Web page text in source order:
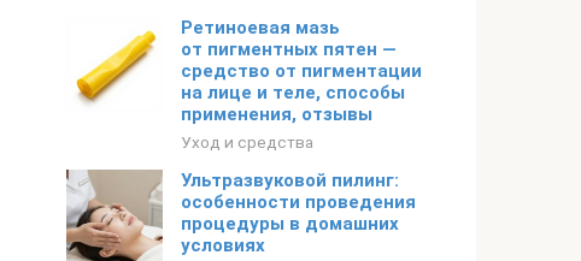
Ретиноевая мазь
от пигментных пятен —
средство от пигментации
на лице и теле, способы
применения, отзывы
Уход и средства
Ультразвуковой пилинг:
особенности проведения
процедуры в домашних
условиях